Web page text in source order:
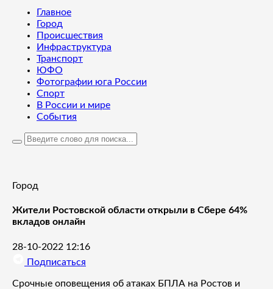
Главное
Город
Происшествия
Инфраструктура
Транспорт
ЮФО
Фотографии юга России
Спорт
В России и мире
События
Город
Жители Ростовской области открыли в Сбере 64%
вкладов онлайн
28-10-2022 12:16
Подписаться
Срочные оповещения об атаках БПЛА на Ростов и